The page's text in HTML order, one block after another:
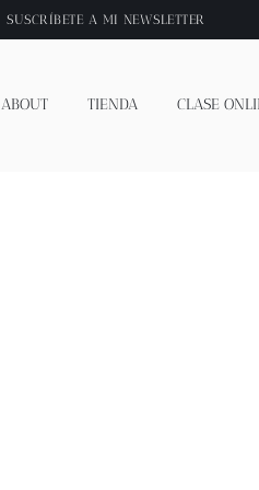
SUSCRÍBETE A MI NEWSLETTER
ABOUT TIENDA CLASE